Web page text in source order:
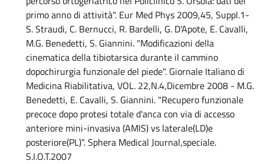
primo anno di attività". Eur Med Phys 2009,45, Suppl.1-
S. Straudi, C. Bernucci, R. Bardelli, G. D'Apote, E. Cavalli,
M.G. Benedetti, S. Giannini. "Modificazioni della
cinematica della tibiotarsica durante il cammino
dopochirurgia funzionale del piede". Giornale Italiano di
Medicina Riabilitativa, VOL. 22,N.4,Dicembre 2008 - M.G.
Benedetti, E. Cavalli, S. Giannini. "Recupero funzionale
precoce dopo protesi totale d'anca con via di accesso
anteriore mini-invasiva (AMIS) vs laterale(LD)e
posteriore(PL)". Sphera Medical Journal,speciale.
S.I.O.T.2007